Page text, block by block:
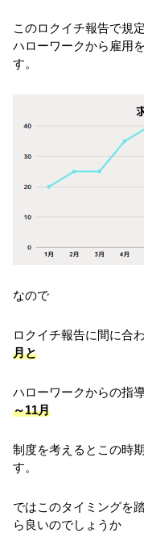
このロクイチ報告で規
ハローワークから雇用
す。
なので
ロクイチ報告に間に合
月と
ハローワークからの指導
～11月
制度を考えるとこの時
す。
ではこのタイミングを
ら良いのでしょうか